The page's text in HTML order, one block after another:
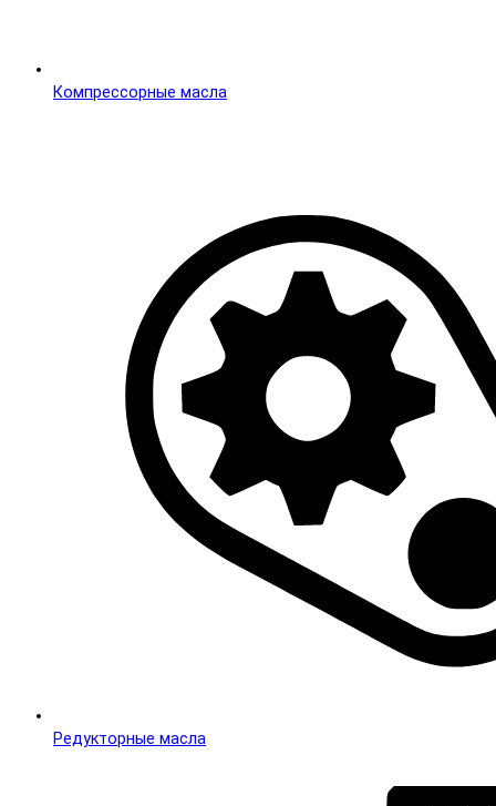
Компреccорные масла
Редукторные масла